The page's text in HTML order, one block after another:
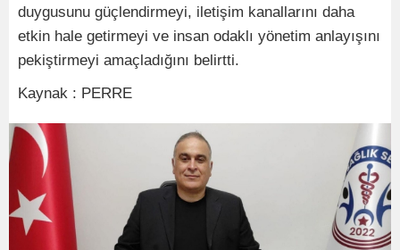
duygusunu güçlendirmeyi, iletişim kanallarını daha
etkin hale getirmeyi ve insan odaklı yönetim anlayışını
pekiştirmeyi amaçladığını belirtti.
Kaynak : PERRE